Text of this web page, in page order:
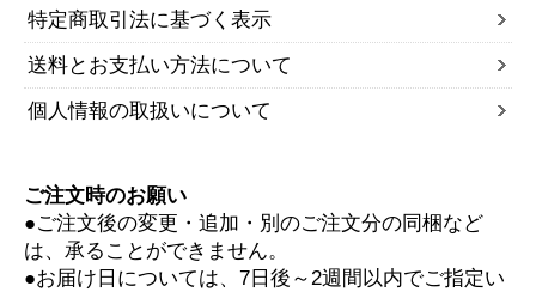
特定商取引法に基づく表示
送料とお支払い方法について
個人情報の取扱いについて
ご注文時のお願い
●ご注文後の変更・追加・別のご注文分の同梱など
は、承ることができません。
●お届け日については、7日後～2週間以内でご指定い